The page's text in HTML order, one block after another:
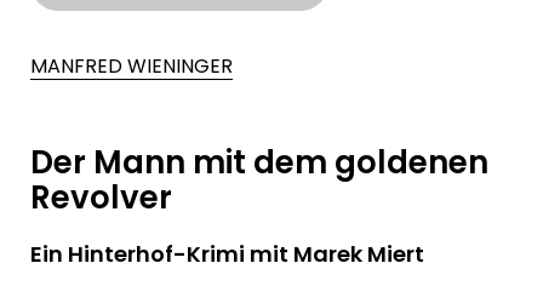
MANFRED WIENINGER
Der Mann mit dem goldenen
Revolver
Ein Hinterhof-Krimi mit Marek Miert